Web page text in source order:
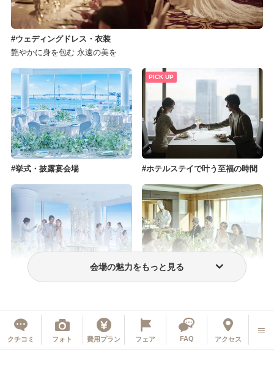
ウェディングドレス・衣装
艶やかに身を包む 永遠の美を
挙式・披露宴会場 ホテルステイで叶う至福の時間
PICK UP
会場の魅力をもっと見る
クチコミ フォト 費用プラン フェア FAQ アクセス